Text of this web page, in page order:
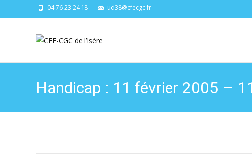
04 76 23 24 18 ud38@cfecgc.fr
Handicap : 11 février 2005 –